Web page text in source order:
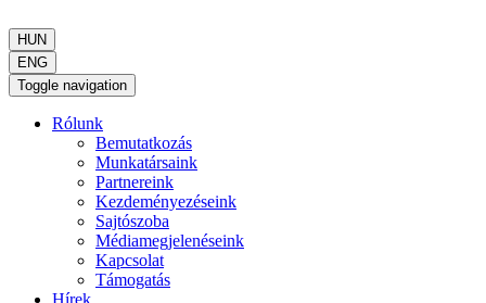
HUN
ENG
Toggle navigation
Rólunk
Bemutatkozás
Munkatársaink
Partnereink
Kezdeményezéseink
Sajtószoba
Médiamegjelenéseink
Kapcsolat
Támogatás
Hírek